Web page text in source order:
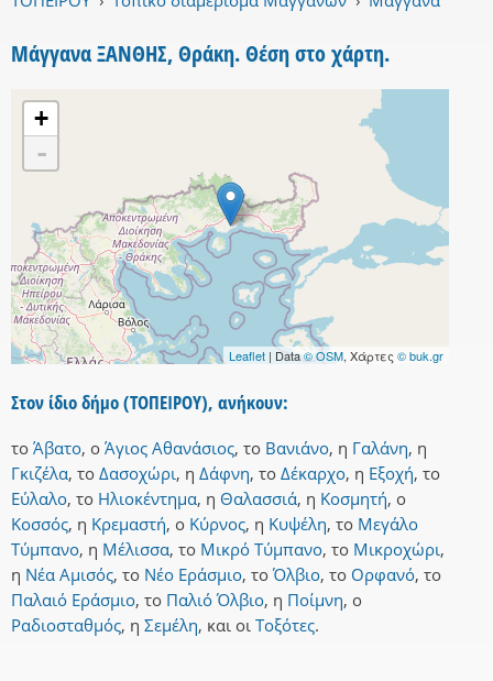
Μάγγανα ΞΑΝΘΗΣ, Θράκη. Θέση στο χάρτη.
+
-
Leaflet | Data© OSM, Χάρτες © buk.gr
Στον ίδιο δήμο (ΤΟΠΕΙΡΟΥ), ανήκουν:
το Άβατο, ο Άγιος Αθανάσιος, το Βανιάνο, η Γαλάνη, η
Γκιζέλα, το Δασοχώρι, η Δάφνη, το Δέκαρχο, η Εξοχή, το
Εύλαλο, το Ηλιοκέντημα, η Θαλασσιά, η Κοσμητή, ο
Κοσσός, η Κρεμαστή, ο Κύρνος, η Κυψέλη, το Μεγάλο
Τύμπανο, η Μέλισσα, το Μικρό Τύμπανο, το Μικροχώρι,
η Νέα Αμισός, το Νέο Εράσμιο, το Όλβιο, το Ορφανό, το
Παλαιό Εράσμιο, το Παλιό Όλβιο, η Ποίμνη, ο
Ραδιοσταθμός, η Σεμέλη, και οι Τοξότες.